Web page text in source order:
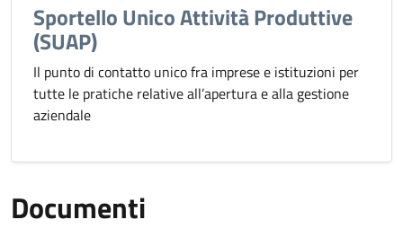
Sportello Unico Attività Produttive
(SUAP)
Il punto di contatto unico fra imprese e istituzioni per
tutte le pratiche relative all’apertura e alla gestione
aziendale
Documenti